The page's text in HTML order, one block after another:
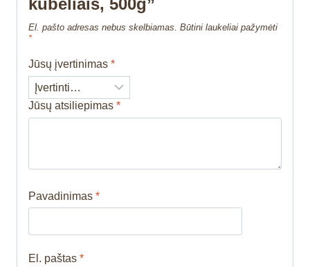
kubeliais, 500g”
El. pašto adresas nebus skelbiamas. Būtini laukeliai pažymėti
*
Jūsų įvertinimas *
Jūsų atsiliepimas *
Pavadinimas *
El. paštas *